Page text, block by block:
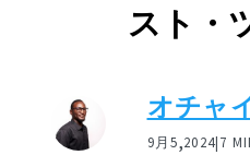
スト・
オチャ
9月5,2024|7